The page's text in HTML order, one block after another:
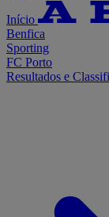
Início
Benfica
Sporting
FC Porto
Resultados e